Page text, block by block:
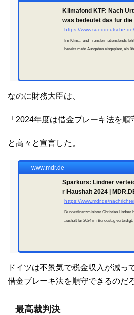
Klimafond KTF: Nach
was bedeutet das für die
Im Klima- und Transformationsfonds
bereits mehr Ausgaben eingeplant, als
なのに財務大臣は、
「2024年度は借金ブレーキ法を順
と高々と宣言した。
www.mdr.de
Sparkurs: Lindner
r Haushalt 2024 |
Bundesfinanzminister Christian Lindner
aushalt für 2024 im Bundestag
ドイツは不景気で税金収入が減っ
借金ブレーキ法を順守できるのだ
最高裁判決